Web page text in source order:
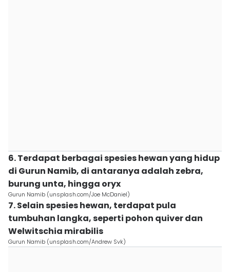
6. Terdapat berbagai spesies hewan yang hidup
di Gurun Namib, di antaranya adalah zebra,
burung unta, hingga oryx
Gurun Namib (unsplash.com/Joe McDaniel)
7. Selain spesies hewan, terdapat pula
tumbuhan langka, seperti pohon quiver dan
Welwitschia mirabilis
Gurun Namib (unsplash.com/Andrew Svk)